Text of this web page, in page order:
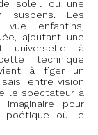
soleil ou une
suspens. Les
enfantins,
ajoutant une
universelle à
technique
à figer un
entre vision
le spectateur à
pour
poétique où le